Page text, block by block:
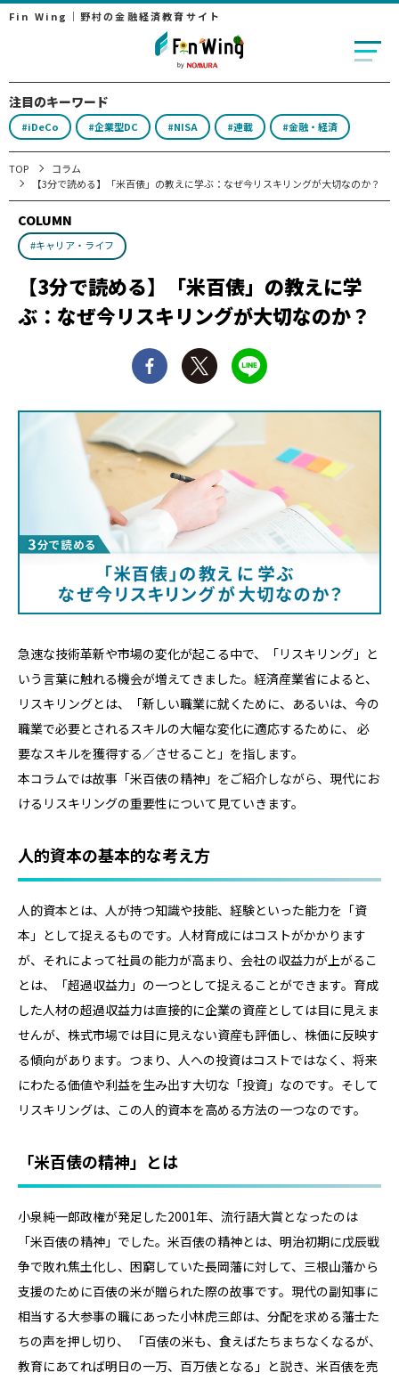
Fin Wing｜野村の金融経済教育サイト
注目のキーワード
#iDeCo #企業型DC #NISA #連載 #金融・経済
TOP
コラム
【3分で読める】「米百俵」の教えに学ぶ：なぜ今リスキリングが大切なのか？
COLUMN
#キャリア・ライフ
【3分で読める】「米百俵」の教えに学
ぶ：なぜ今リスキリングが大切なのか？
急速な技術革新や市場の変化が起こる中で、「リスキリング」と
いう言葉に触れる機会が増えてきました。経済産業省によると、
リスキリングとは、「新しい職業に就くために、あるいは、今の
職業で必要とされるスキルの大幅な変化に適応するために、 必
要なスキルを獲得する／させること」を指します。
本コラムでは故事「米百俵の精神」をご紹介しながら、現代にお
けるリスキリングの重要性について見ていきます。
人的資本の基本的な考え方
人的資本とは、人が持つ知識や技能、経験といった能力を「資
本」として捉えるものです。人材育成にはコストがかかります
が、それによって社員の能力が高まり、会社の収益力が上がるこ
とは、「超過収益力」の一つとして捉えることができます。育成
した人材の超過収益力は直接的に企業の資産としては目に見えま
せんが、株式市場では目に見えない資産も評価し、株価に反映す
る傾向があります。つまり、人への投資はコストではなく、将来
にわたる価値や利益を生み出す大切な「投資」なのです。そして
リスキリングは、この人的資本を高める方法の一つなのです。
「米百俵の精神」とは
小泉純一郎政権が発足した2001年、流行語大賞となったのは
「米百俵の精神」でした。米百俵の精神とは、明治初期に戊辰戦
争で敗れ焦土化し、困窮していた長岡藩に対して、三根山藩から
支援のために百俵の米が贈られた際の故事です。現代の副知事に
相当する大参事の職にあった小林虎三郎は、分配を求める藩士た
ちの声を押し切り、 「百俵の米も、食えばたちまちなくなるが、
教育にあてれば明日の一万、百万俵となる」と説き、米百俵を売